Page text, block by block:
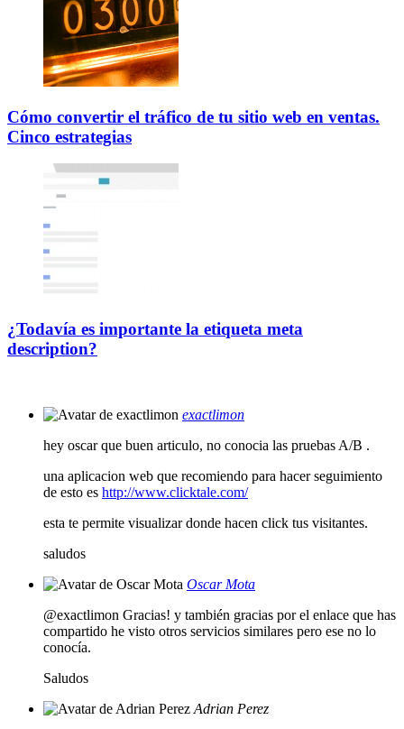
Cómo convertir el tráfico de tu sitio web en ventas.
Cinco estrategias
¿Todavía es importante la etiqueta meta
description?
exactlimon
hey oscar que buen articulo, no conocia las pruebas A/B .
una aplicacion web que recomiendo para hacer seguimiento
de esto es http://www.clicktale.com/
esta te permite visualizar donde hacen click tus visitantes.
saludos
Oscar Mota
@exactlimon Gracias! y también gracias por el enlace que has
compartido he visto otros servicios similares pero ese no lo
conocía.
Saludos
Adrian Perez